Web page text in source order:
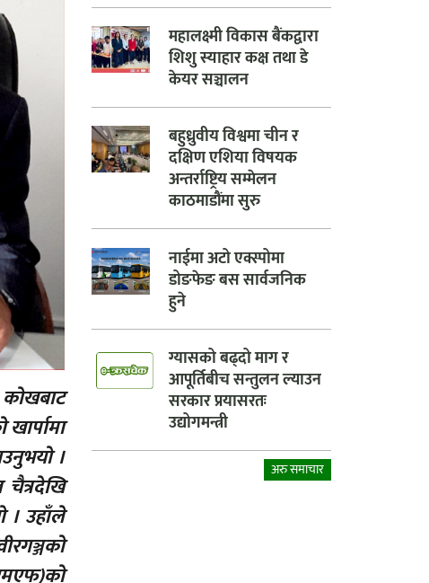
।
। उहाँले
महालक्ष्मी विकास बैंकद्वारा
शिशु स्याहार कक्ष तथा डे
केयर सञ्चालन
बहुध्रुवीय विश्वमा चीन र
दक्षिण एशिया विषयक
अन्तर्राष्ट्रिय सम्मेलन
काठमाडौंमा सुरु
नाईमा अटो एक्स्पोमा
डोङफेङ बस सार्वजनिक
हुने
ग्यासको बढ्दो माग र
आपूर्तिबीच सन्तुलन ल्याउन
सरकार प्रयासरतः
उद्योगमन्त्री
अरु समाचार